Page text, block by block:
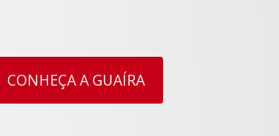
CONHEÇA A GUAÍRA